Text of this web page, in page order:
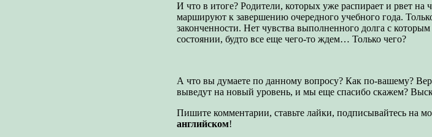
И что в итоге? Родители, которых уже распирает и рвет
маршируют к завершению очередного учебного года.
законченности. Нет чувства выполненного долга с
состоянии, будто все еще чего-то ждем… Только чего?
А что вы думаете по данному вопросу? Как по-вашему?
выведут на новый уровень, и мы еще спасибо скажем?
Пишите комментарии, ставьте лайки, подписывайтесь на
английском!